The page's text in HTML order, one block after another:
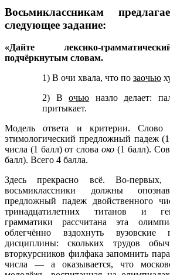
Восьмиклассникам
следующее задание:
«Дайте лексико-
подчёркнутым словам.
1) В очи хвала, что по заочью
2) Вочью назло делает:
притыкает.
Модель ответа и критерии.
этимологический предложный падеж
числа (1 балл) от словаоко (1 балл).
балл). Всего 4 балла.
Здесь прекрасно всё. Во-
восьмиклассники должны
предложный падеж двойственного
тринадцатилетних титанов и
грамматики рассчитана эта
облегчённо вздохнуть вузовские
дисциплины: скольких трудов
вторкурсников филфака запомнить
числа — а оказывается, что